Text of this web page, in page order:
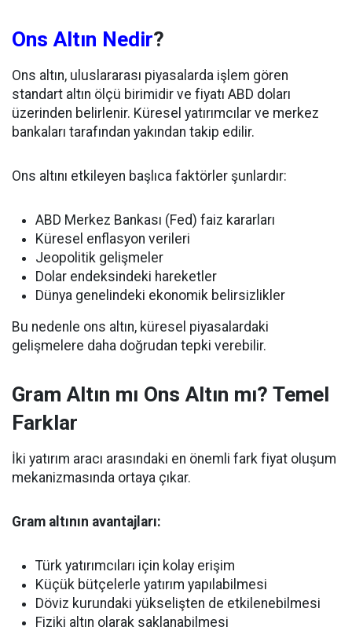
Ons Altın Nedir?
Ons altın, uluslararası piyasalarda işlem gören
standart altın ölçü birimidir ve fiyatı ABD doları
üzerinden belirlenir. Küresel yatırımcılar ve merkez
bankaları tarafından yakından takip edilir.
Ons altını etkileyen başlıca faktörler şunlardır:
ABD Merkez Bankası (Fed) faiz kararları
Küresel enflasyon verileri
Jeopolitik gelişmeler
Dolar endeksindeki hareketler
Dünya genelindeki ekonomik belirsizlikler
Bu nedenle ons altın, küresel piyasalardaki
gelişmelere daha doğrudan tepki verebilir.
Gram Altın mı Ons Altın mı? Temel
Farklar
İki yatırım aracı arasındaki en önemli fark fiyat oluşum
mekanizmasında ortaya çıkar.
Gram altının avantajları:
Türk yatırımcıları için kolay erişim
Küçük bütçelerle yatırım yapılabilmesi
Döviz kurundaki yükselişten de etkilenebilmesi
Fiziki altın olarak saklanabilmesi